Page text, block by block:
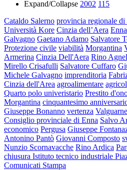
Expand/Collapse 2002 115
Cataldo Salerno provincia regionale di
Università Kore Cinzia dell’Aera Enna
Galvagno Gaetano Adamo Salvatore
Protezione civile viabilità Morgantina
Armerina Cinzia Dell'Aera Rino
Mirello Crisafulli Salvatore Cuffaro
Michele Galvagno imprenditoria
Cinzia dell'Area agroalimentare
Quarto polo univeristario Prestito
Morgantina cinquantesimo
Giuseppe Bonanno vertenza
Consiglio provinciale di Enna Salvo
economico Pergusa Giuseppe
Antonino Pantò Giovanni Composto
Nunzio Scornavacche Rino Ardica
chiusura Istituto tecnico industriale
Comunicati Stampa